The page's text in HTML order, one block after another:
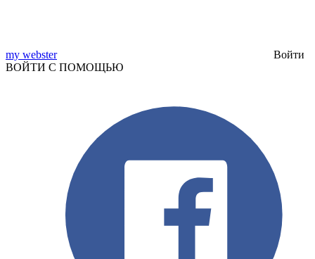
my webster
Войти
ВОЙТИ С ПОМОЩЬЮ